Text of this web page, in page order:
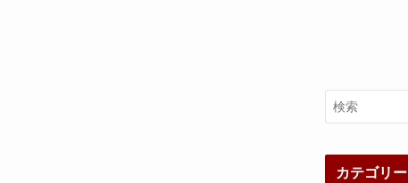
カテゴリー